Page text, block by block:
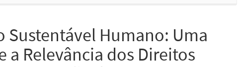
Sustentável Humano: Uma
a Relevância dos Direitos